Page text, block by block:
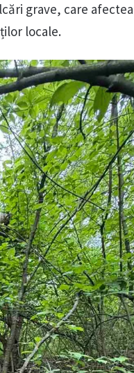
grave, care
locale.